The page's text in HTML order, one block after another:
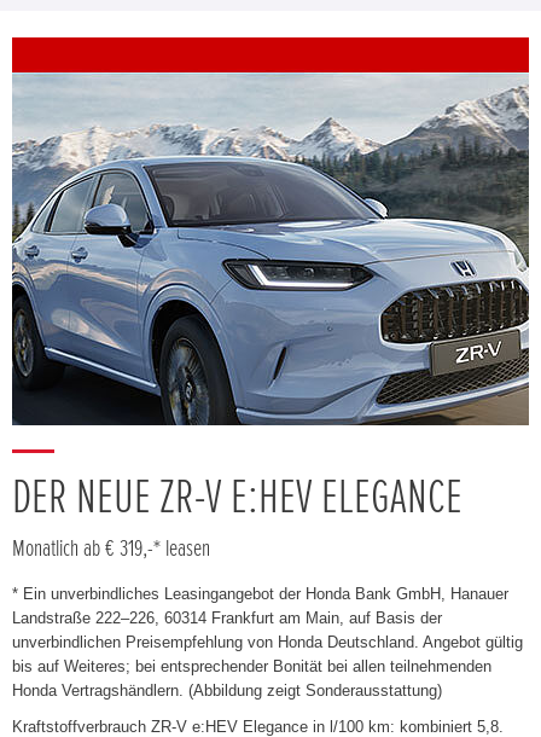
DER NEUE ZR-V E:HEV ELEGANCE
Monatlich ab € 319,-* leasen
* Ein unverbindliches Leasingangebot der Honda Bank GmbH, Hanauer
Landstraße 222–226, 60314 Frankfurt am Main, auf Basis der
unverbindlichen Preisempfehlung von Honda Deutschland. Angebot gültig
bis auf Weiteres; bei entsprechender Bonität bei allen teilnehmenden
Honda Vertragshändlern. (Abbildung zeigt Sonderausstattung)
Kraftstoffverbrauch ZR-V e:HEV Elegance in l/100 km: kombiniert 5,8.